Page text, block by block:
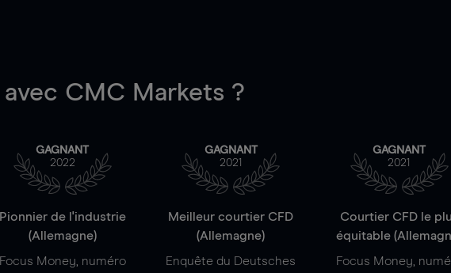
avec CMC Markets ?
GAGNANT
2022
Pionnier de l'industrie
(Allemagne)
Focus Money, numéro
GAGNANT
2021
Meilleur courtier CFD
(Allemagne)
Enquête du Deutsches
GAGNANT
2021
Courtier CFD le
équitable
Focus Money,